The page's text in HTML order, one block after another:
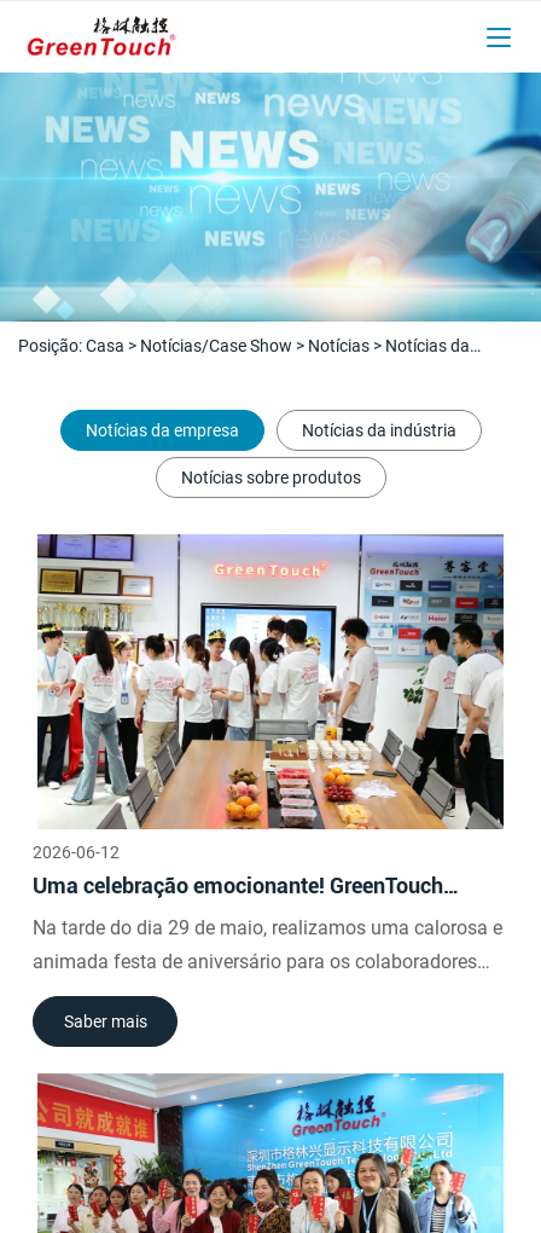
Posição:Casa > Notícias/Case Show > Notícias > Notícias da
Notícias da empresa Notícias da indústria
Notícias sobre produtos
2026-06-12
Uma celebração emocionante! GreenTouch
oferece uma festa de aniversário alegre para
funcionários em maio
Na tarde do dia 29 de maio, realizamos uma calorosa e
animada festa de aniversário para os colaboradores
que comemoraram seus aniversariantes de maio. O
evento foi repleto de risadas e alegria, repleto de
Saber mais